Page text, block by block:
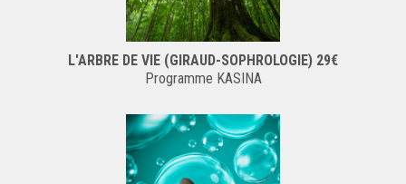
L'ARBRE DE VIE (GIRAUD-SOPHROLOGIE) 29€
Programme KASINA